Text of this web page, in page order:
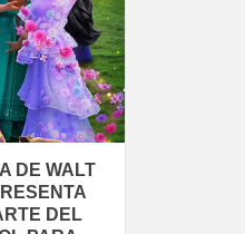
DE WALT
DEL